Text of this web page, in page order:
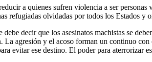
a quienes sufren violencia a ser personas
refugiadas olvidadas por todos los Estados y
decir que los asesinatos machistas se
La agresión y el acoso forman un continuo
evitar ese destino. El poder para aterrorizar